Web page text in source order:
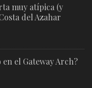
muy atípica (y
del Azahar
en el Gateway Arch?